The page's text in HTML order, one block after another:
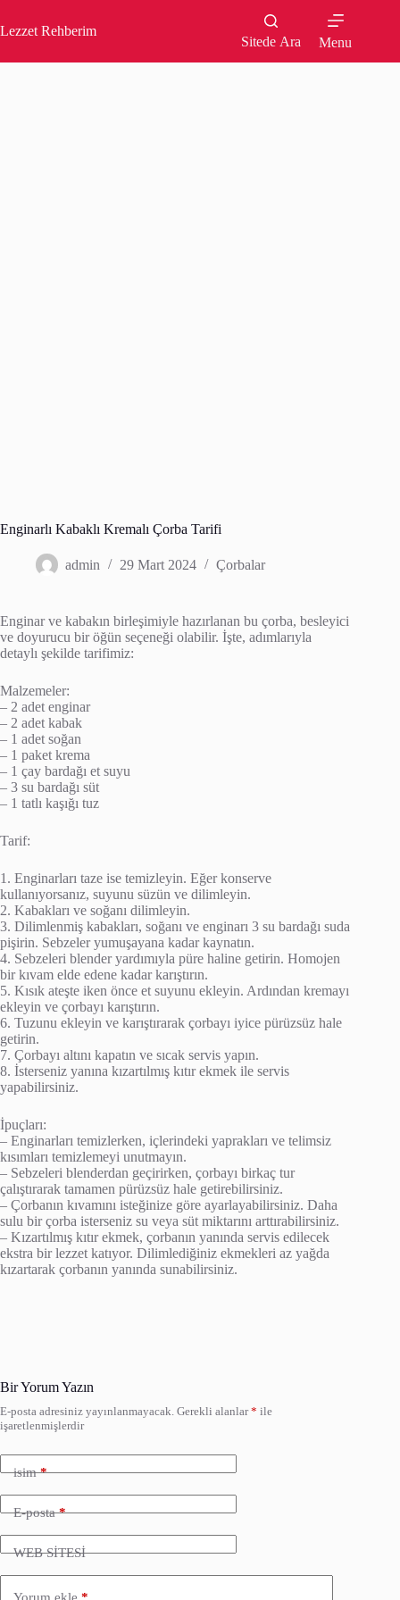
to
content
Lezzet Rehberim
Sitede Ara Menu
Enginarlı Kabaklı Kremalı Çorba Tarifi
admin 29 Mart 2024 Çorbalar
Enginar ve kabakın birleşimiyle hazırlanan bu çorba, besleyici
ve doyurucu bir öğün seçeneği olabilir. İşte, adımlarıyla
detaylı şekilde tarifimiz:
Malzemeler:
– 2 adet enginar
– 2 adet kabak
– 1 adet soğan
– 1 paket krema
– 1 çay bardağı et suyu
– 3 su bardağı süt
– 1 tatlı kaşığı tuz
Tarif:
1. Enginarları taze ise temizleyin. Eğer konserve
kullanıyorsanız, suyunu süzün ve dilimleyin.
2. Kabakları ve soğanı dilimleyin.
3. Dilimlenmiş kabakları, soğanı ve enginarı 3 su bardağı suda
pişirin. Sebzeler yumuşayana kadar kaynatın.
4. Sebzeleri blender yardımıyla püre haline getirin. Homojen
bir kıvam elde edene kadar karıştırın.
5. Kısık ateşte iken önce et suyunu ekleyin. Ardından kremayı
ekleyin ve çorbayı karıştırın.
6. Tuzunu ekleyin ve karıştırarak çorbayı iyice pürüzsüz hale
getirin.
7. Çorbayı altını kapatın ve sıcak servis yapın.
8. İsterseniz yanına kızartılmış kıtır ekmek ile servis
yapabilirsiniz.
İpuçları:
– Enginarları temizlerken, içlerindeki yaprakları ve telimsiz
kısımları temizlemeyi unutmayın.
– Sebzeleri blenderdan geçirirken, çorbayı birkaç tur
çalıştırarak tamamen pürüzsüz hale getirebilirsiniz.
– Çorbanın kıvamını isteğinize göre ayarlayabilirsiniz. Daha
sulu bir çorba isterseniz su veya süt miktarını arttırabilirsiniz.
– Kızartılmış kıtır ekmek, çorbanın yanında servis edilecek
ekstra bir lezzet katıyor. Dilimlediğiniz ekmekleri az yağda
kızartarak çorbanın yanında sunabilirsiniz.
Bir Yorum Yazın
E-posta adresiniz yayınlanmayacak. Gerekli alanlar* ile
işaretlenmişlerdir
isim*
E-posta*
WEB SİTESİ
Yorum ekle *